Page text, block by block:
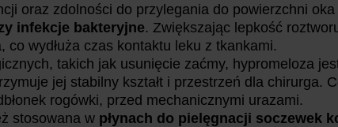
oraz zdolności do przylegania do powierzchni
infekcje bakteryjne. Zwiększając lepkość
co wydłuża czas kontaktu leku z tkankami.
takich jak usunięcie zaćmy, hypromeloza
jej stabilny kształt i przestrzeń dla
rogówki, przed mechanicznymi urazami.
stosowana w płynach do pielęgnacji soczewek